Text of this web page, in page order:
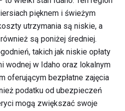
pięknem i świeżym
utrzymania są niskie, a
są poniżej średniej.
takich jak niskie opłaty
wodnej w Idaho oraz lokalnym
oferującym bezpłatne zajęcia
podatku od ubezpieczeń
mogą zwiększać swoje